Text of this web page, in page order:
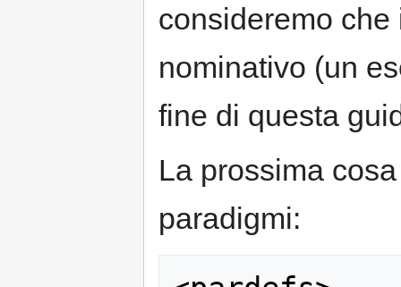
consideremo
nominativo (un
fine di questa
La prossima
paradigmi: